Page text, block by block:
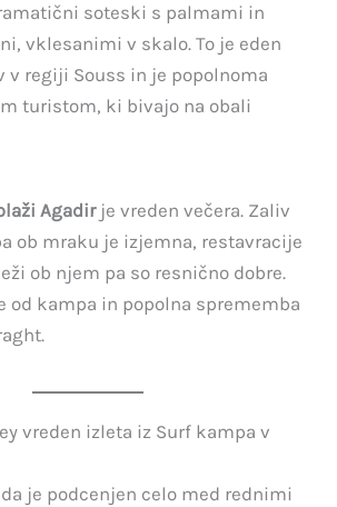
soteski s palmami in
vklesanimi v skalo. To je eden
v regiji Souss in je popolnoma
turistom, ki bivajo na obali
Agadirje vreden večera. Zaliv
ob mraku je izjemna, restavracije
ob njem pa so resnično dobre.
od kampa in popolna sprememba
vreden izleta iz Surf kampa v
je podcenjen celo med rednimi